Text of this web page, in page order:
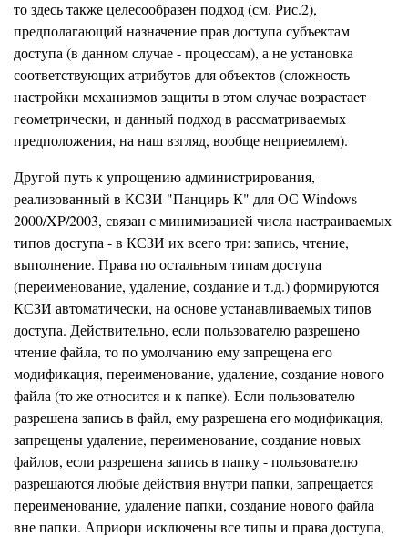
то здесь также целесообразен подход (см. Рис.2),
предполагающий назначение прав доступа субъектам
доступа (в данном случае - процессам), а не установка
соответствующих атрибутов для объектов (сложность
настройки механизмов защиты в этом случае возрастает
геометрически, и данный подход в рассматриваемых
предположения, на наш взгляд, вообще неприемлем).
Другой путь к упрощению администрирования,
реализованный в КСЗИ "Панцирь-К" для ОС Windows
2000/XP/2003, связан с минимизацией числа настраиваемых
типов доступа - в КСЗИ их всего три: запись, чтение,
выполнение. Права по остальным типам доступа
(переименование, удаление, создание и т.д.) формируются
КСЗИ автоматически, на основе устанавливаемых типов
доступа. Действительно, если пользователю разрешено
чтение файла, то по умолчанию ему запрещена его
модификация, переименование, удаление, создание нового
файла (то же относится и к папке). Если пользователю
разрешена запись в файл, ему разрешена его модификация,
запрещены удаление, переименование, создание новых
файлов, если разрешена запись в папку - пользователю
разрешаются любые действия внутри папки, запрещается
переименование, удаление папки, создание нового файла
вне папки. Априори исключены все типы и права доступа,